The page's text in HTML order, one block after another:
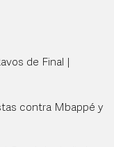
de Final |
contra Mbappé y